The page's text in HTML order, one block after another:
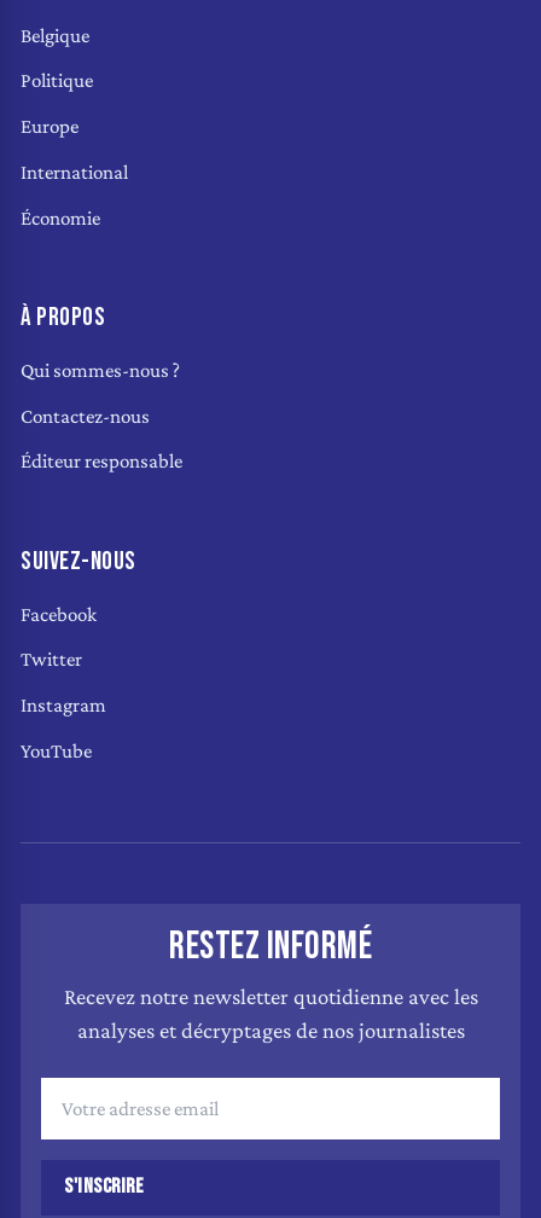
Belgique
Politique
Europe
International
Économie
À PROPOS
Qui sommes-nous ?
Contactez-nous
Éditeur responsable
SUIVEZ-NOUS
Facebook
Twitter
Instagram
YouTube
RESTEZ INFORMÉ
Recevez notre newsletter quotidienne avec les
analyses et décryptages de nos journalistes
S'INSCRIRE